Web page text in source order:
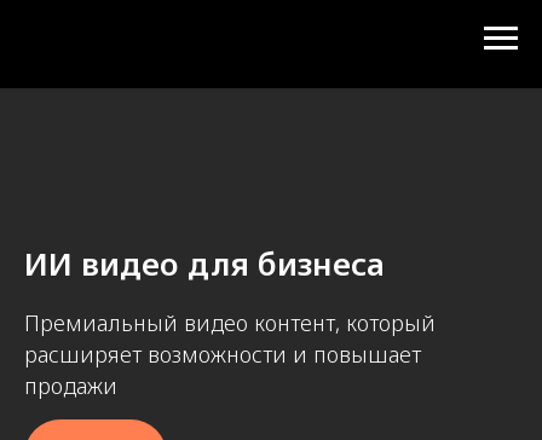
ИИ видео для бизнеса
Премиальный видео контент, который
расширяет возможности и повышает
продажи